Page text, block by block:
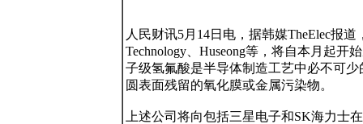
人民财讯5月14日电，据韩媒TheElec报
Technology、Huseong等，将自本月起开
子级氢氟酸是半导体制造工艺中必不可
圆表面残留的氧化膜或金属污染物。
上述公司将向包括三星电子和SK海力士